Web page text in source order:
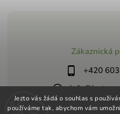
Jezto vás žádá o souhlas s
používáme tak, abychom vám
Zákaznická
+420